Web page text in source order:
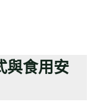
與食用安